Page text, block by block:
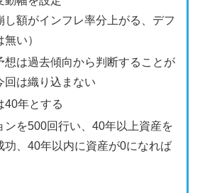
し額がインフレ率分上がる、デフ
い）
想は過去傾向から判断することが
回は織り込まない
40年とする
ンを500回行い、40年以上資産を
功、40年以内に資産が0になれば